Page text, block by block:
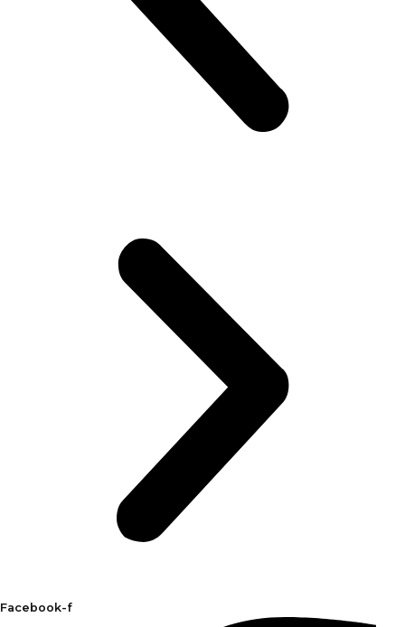
Facebook-f